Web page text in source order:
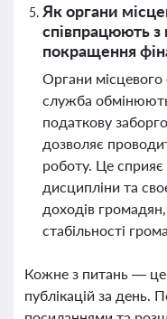
Як органи
співпрацюють
покращення
Органи
служба
податкову
дозволяє
роботу. Це
дисципліни та
доходів
стабільності
Кожне з питань — це
публікацій за день.